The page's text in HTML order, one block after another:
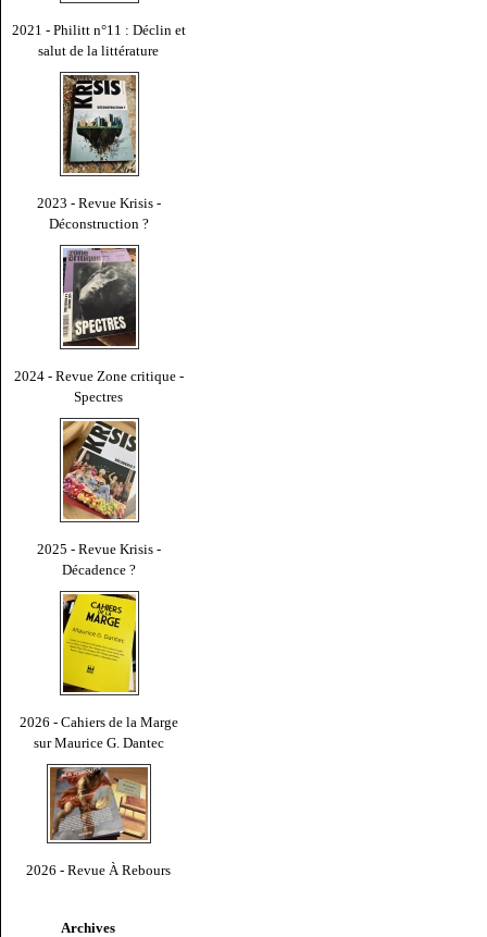
2021 - Philitt n°11 : Déclin et
salut de la littérature
2023 - Revue Krisis -
Déconstruction ?
2024 - Revue Zone critique -
Spectres
2025 - Revue Krisis -
Décadence ?
2026 - Cahiers de la Marge
sur Maurice G. Dantec
2026 - Revue À Rebours
Archives